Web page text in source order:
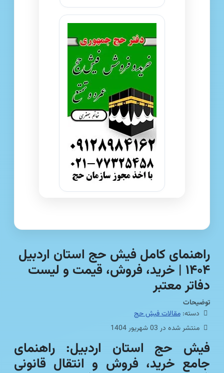
راهنمای کامل فیش حج استان اردبیل
۱۴۰۴ | خرید، فروش، قیمت و لیست
دفاتر معتبر
توضیحات
دسته:مقالات فیش حج
منتشر شده در 03 شهریور 1404
فیش حج استان اردبیل: راهنمای
جامع خرید، فروش و انتقال قانونی